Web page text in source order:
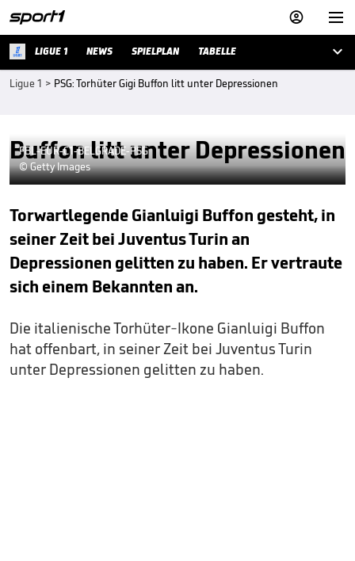


LIGUE 1 NEWS SPIELPLAN TABELLE 
Ligue 1 > PSG: Torhüter Gigi Buffon litt unter Depressionen
Buffon litt unter Depressionen
FBL-EUR-C1-BELGRADE-PSG
© Getty Images
Torwartlegende Gianluigi Buffon gesteht, in
seiner Zeit bei Juventus Turin an
Depressionen gelitten zu haben. Er vertraute
sich einem Bekannten an.
Die italienische Torhüter-Ikone Gianluigi Buffon
hat offenbart, in seiner Zeit bei Juventus Turin
unter Depressionen gelitten zu haben.